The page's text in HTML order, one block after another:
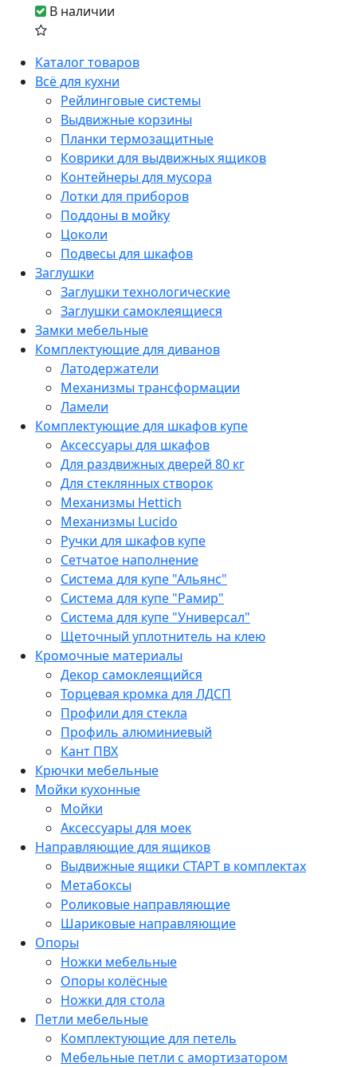
Каталог товаров
Всё для кухни
Рейлинговые системы
Выдвижные корзины
Планки термозащитные
Коврики для выдвижных ящиков
Контейнеры для мусора
Лотки для приборов
Поддоны в мойку
Цоколи
Подвесы для шкафов
Заглушки
Заглушки технологические
Заглушки самоклеящиеся
Замки мебельные
Комплектующие для диванов
Латодержатели
Механизмы трансформации
Ламели
Комплектующие для шкафов купе
Аксессуары для шкафов
Для раздвижных дверей 80 кг
Для стеклянных створок
Механизмы Hettich
Механизмы Lucido
Ручки для шкафов купе
Сетчатое наполнение
Система для купе "Альянс"
Система для купе "Рамир"
Система для купе "Универсал"
Щеточный уплотнитель на клею
Кромочные материалы
Декор самоклеящийся
Торцевая кромка для ЛДСП
Профили для стекла
Профиль алюминиевый
Кант ПВХ
Крючки мебельные
Мойки кухонные
Мойки
Аксессуары для моек
Направляющие для ящиков
Выдвижные ящики СТАРТ в комплектах
Метабоксы
Роликовые направляющие
Шариковые направляющие
Опоры
Ножки мебельные
Опоры колёсные
Ножки для стола
Петли мебельные
Комплектующие для петель
Мебельные петли с амортизатором
В наличии